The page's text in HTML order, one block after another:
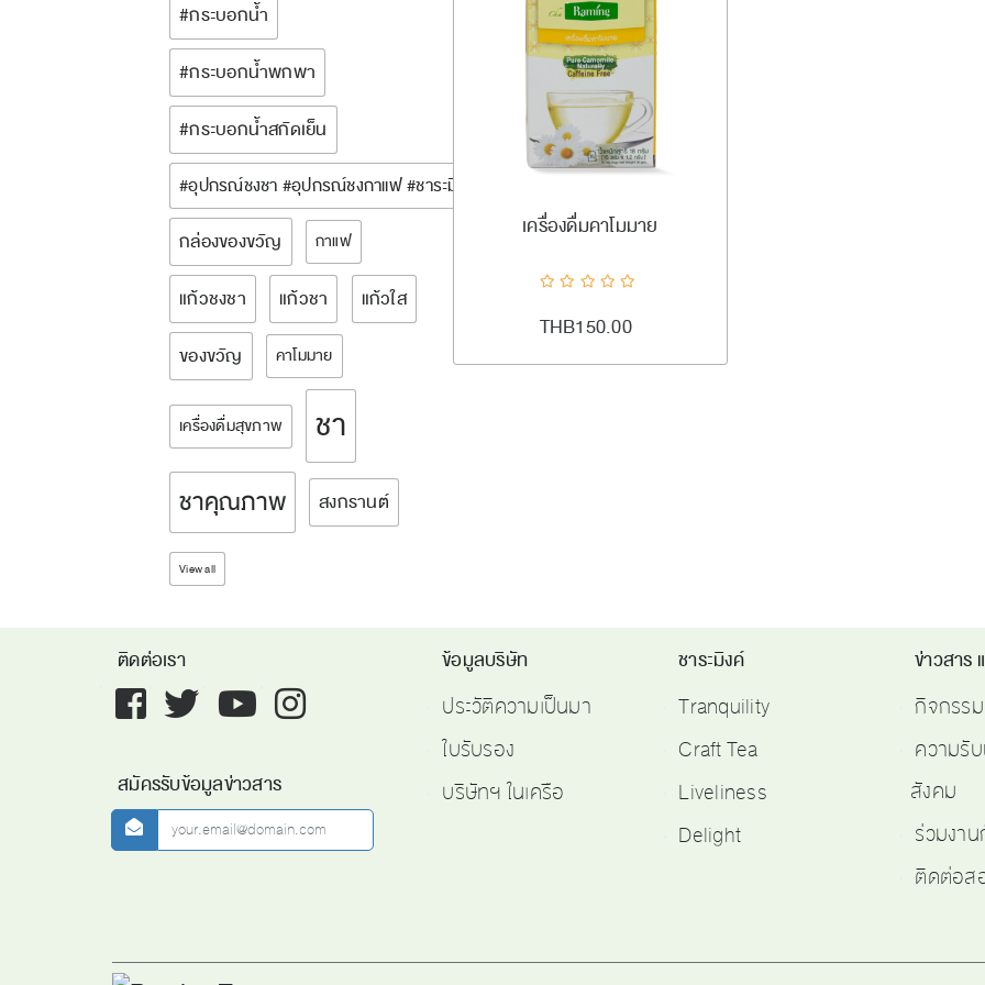
#กระบอกน้ำ
#กระบอกน้ำพกพา
#กระบอกน้ำสกัดเย็น
#อุปกรณ์ชงชา #อุปกรณ์ชงกาแฟ #ชาระมิงค์ #ramingtea
กล่องของขวัญ กาแฟ
แก้วชงชา แก้วชา
แก้วใส
ของขวัญ
คาโมมาย
เครื่องดื่มสุขภาพ ชา
ชาคุณภาพ สงกรานต์
View all
เพิ่มลงตะกร้า
ADDTOCART Quick ViewAddToCompareList
เครื่องดื่มคาโมมาย
THB150.00
ติดต่อเรา
Facebook twitter youtube instagram
สมัครรับข้อมูลข่าวสาร
newsletter
ข้อมูลบริษัท
ประวัติความเป็นมา
ใบรับรอง
บริษัทฯ ในเครือ
ชาระมิงค์
Tranquility
Craft Tea
Liveliness
Delight
ข่าวสาร
กิจกรร
ความรั
สังคม
ร่วมงาน
ติดต่อส